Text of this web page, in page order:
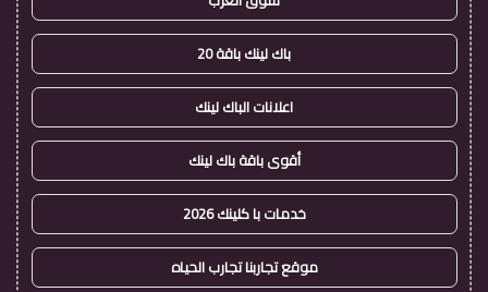
باك لينك باقة 20
اعلانات الباك لينك
أقوى باقة باك لينك
خدمات با كلينك 2026
موقع تجاربنا تجارب الحياه